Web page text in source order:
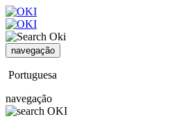
navegação
Portuguesa
navegação